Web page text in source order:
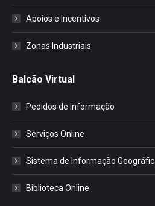
Apoios e Incentivos
Zonas Industriais
Balcão Virtual
Pedidos de Informação
Serviços Online
Sistema de Informação
Biblioteca Online